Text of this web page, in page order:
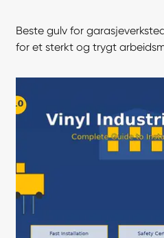
Beste gulv for
for et sterkt og trygt